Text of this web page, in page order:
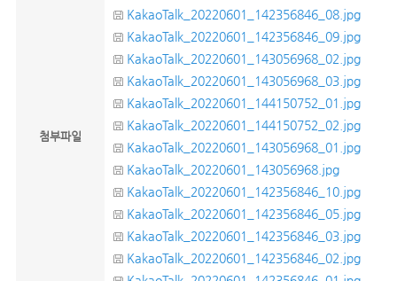
첨부파일
KakaoTalk_20220601_142356846_08.jpg
KakaoTalk_20220601_142356846_09.jpg
KakaoTalk_20220601_143056968_02.jpg
KakaoTalk_20220601_143056968_03.jpg
KakaoTalk_20220601_144150752_01.jpg
KakaoTalk_20220601_144150752_02.jpg
KakaoTalk_20220601_143056968_01.jpg
KakaoTalk_20220601_143056968.jpg
KakaoTalk_20220601_142356846_10.jpg
KakaoTalk_20220601_142356846_05.jpg
KakaoTalk_20220601_142356846_03.jpg
KakaoTalk_20220601_142356846_02.jpg